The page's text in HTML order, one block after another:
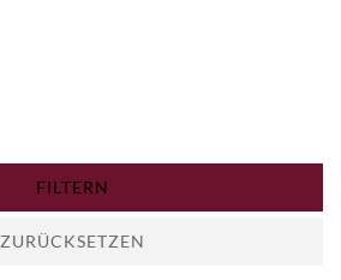
FILTERN
ZURÜCKSETZEN